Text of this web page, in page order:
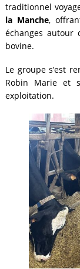
traditionnel
la Manche,
échanges
bovine.
Le groupe s’est
Robin Marie et
exploitation.